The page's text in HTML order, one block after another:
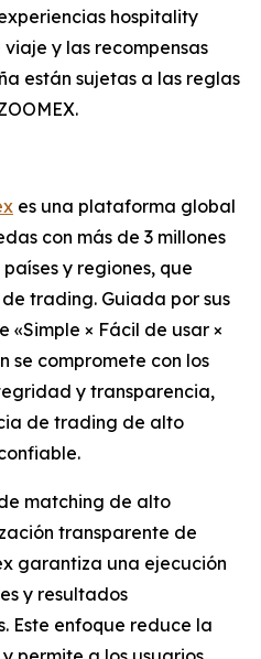
hospitality
y las recompensas
están sujetas a las reglas
es una plataforma global
con más de 3 millones
y regiones, que
trading. Guiada por sus
× Fácil de usar ×
se compromete con los
y transparencia,
de trading de alto
matching de alto
transparente de
garantiza una ejecución
y resultados
Este enfoque reduce la